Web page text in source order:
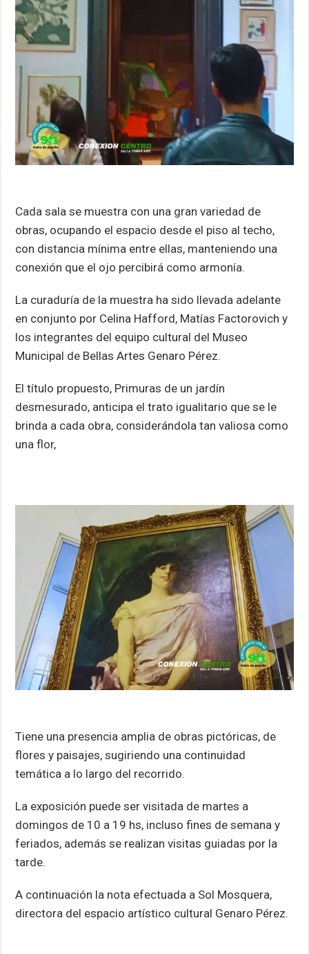
Cada sala se muestra con una gran variedad de
obras, ocupando el espacio desde el piso al techo,
con distancia mínima entre ellas, manteniendo una
conexión que el ojo percibirá como armonía.
La curaduría de la muestra ha sido llevada adelante
en conjunto por Celina Hafford, Matías Factorovich y
los integrantes del equipo cultural del Museo
Municipal de Bellas Artes Genaro Pérez.
El título propuesto, Primuras de un jardín
desmesurado, anticipa el trato igualitario que se le
brinda a cada obra, considerándola tan valiosa como
una flor,
Tiene una presencia amplia de obras pictóricas, de
flores y paisajes, sugiriendo una continuidad
temática a lo largo del recorrido.
La exposición puede ser visitada de martes a
domingos de 10 a 19 hs, incluso fines de semana y
feriados, además se realizan visitas guiadas por la
tarde.
A continuación la nota efectuada a Sol Mosquera,
directora del espacio artístico cultural Genaro Pérez.